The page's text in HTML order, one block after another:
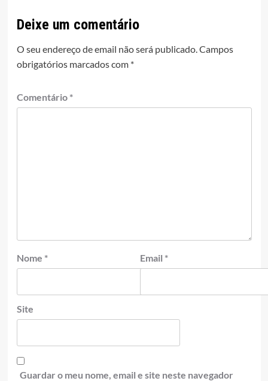
Deixe um comentário
O seu endereço de email não será publicado. Campos
obrigatórios marcados com *
Comentário *
Nome * Email *
Site
Guardar o meu nome, email e site neste navegador